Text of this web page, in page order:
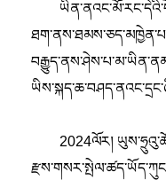
2024ལོར།